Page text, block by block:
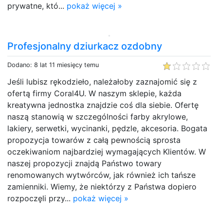
prywatne, któ... pokaż więcej »
Profesjonalny dziurkacz ozdobny
Dodano: 8 lat 11 miesięcy temu
Jeśli lubisz rękodzieło, należałoby zaznajomić się z
ofertą firmy Coral4U. W naszym sklepie, każda
kreatywna jednostka znajdzie coś dla siebie. Ofertę
naszą stanowią w szczególności farby akrylowe,
lakiery, serwetki, wycinanki, pędzle, akcesoria. Bogata
propozycja towarów z całą pewnością sprosta
oczekiwaniom najbardziej wymagających Klientów. W
naszej propozycji znajdą Państwo towary
renomowanych wytwórców, jak również ich tańsze
zamienniki. Wiemy, że niektórzy z Państwa dopiero
rozpoczęli przy... pokaż więcej »